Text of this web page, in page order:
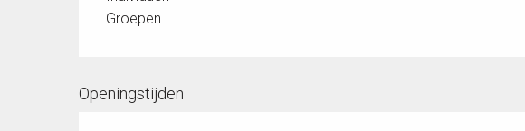
Groepen
Openingstijden